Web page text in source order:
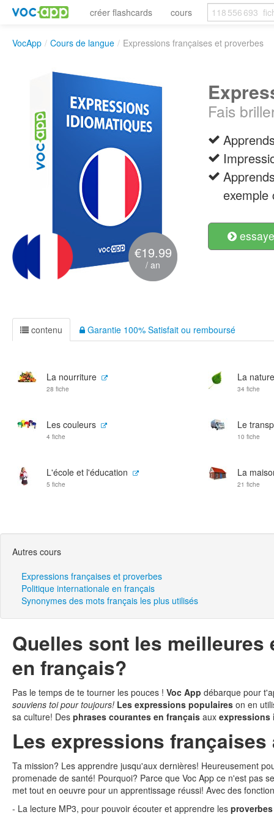
créer flashcards cours
VocApp / Cours de langue / Expressions françaises et proverbes
€19.99
/ an
Fais
exemple
contenu Garantie 100% Satisfait ou remboursé
La nourriture
28 fiche
La nature
34 fiche
Les couleurs
4 fiche
Le
10 fiche
L'école et l'éducation
5 fiche
La
21 fiche
Autres cours
Expressions françaises et proverbes
Politique internationale en français
Synonymes des mots français les plus utilisés
Quelles sont les
en français?
Pas le temps de te tourner les pouces ! Voc App débarque pour
souviens toi pour toujours! Les expressions populaires on en
sa culture! Des phrases courantes en français aux expressions
Les expressions
Ta mission? Les apprendre jusqu'aux dernières! Heureusement
promenade de santé! Pourquoi? Parce que Voc App ce n'est pas
met tout en oeuvre pour un apprentissage réussi! Avec des
- La lecture MP3, pour pouvoir écouter et apprendre les